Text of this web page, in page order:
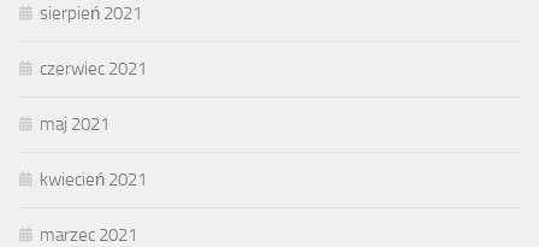
sierpień 2021
czerwiec 2021
maj 2021
kwiecień 2021
marzec 2021